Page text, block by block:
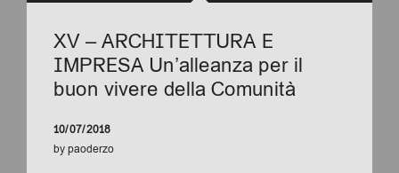
XV – ARCHITETTURA E
IMPRESA Un’alleanza per il
buon vivere della Comunità
10/07/2018
by paoderzo